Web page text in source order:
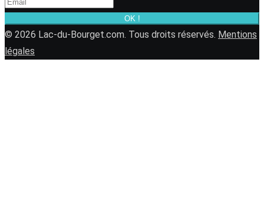
OK !
© 2026 Lac-du-Bourget.com. Tous droits réservés. Mentions
légales